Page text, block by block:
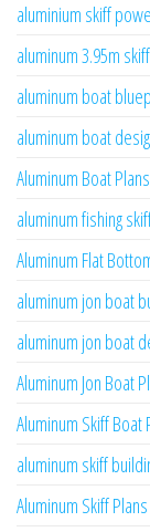
aluminium skiff
aluminum 3.95m
aluminum boat
aluminum boat
Aluminum Boat Plans
aluminum fishing
Aluminum Flat
aluminum jon boat
aluminum jon boat
Aluminum Jon Boat
Aluminum Skiff Boat
aluminum skiff
Aluminum Skiff Plans